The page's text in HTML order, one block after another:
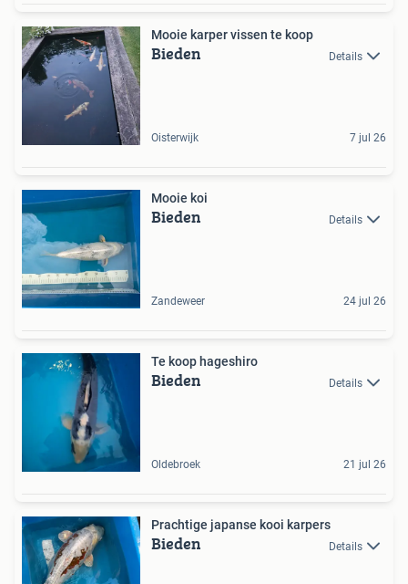
Mooie karper vissen te koop
Bieden Details
Oisterwijk 7 jul 26
Mooie koi
Bieden Details
Zandeweer 24 jul 26
Te koop hageshiro
Bieden Details
Oldebroek 21 jul 26
Prachtige japanse kooi karpers
Bieden Details